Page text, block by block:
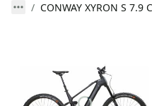
CONWAY XYRON S 7.9